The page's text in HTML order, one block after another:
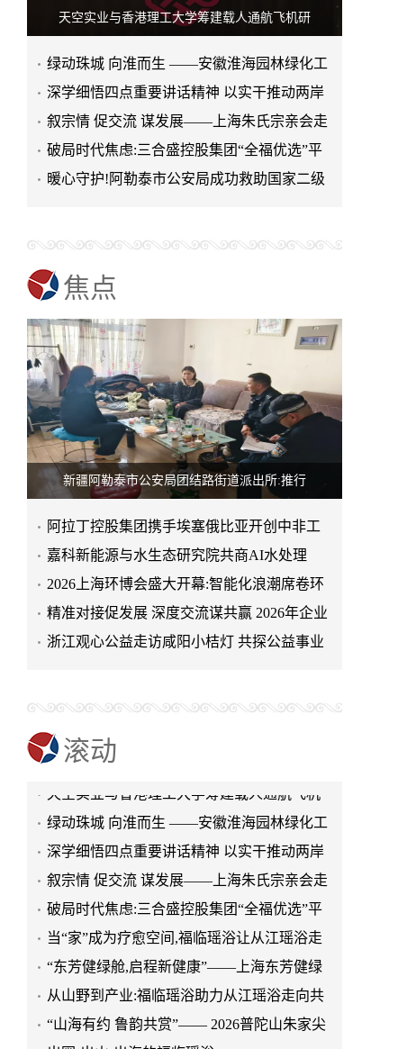
天空实业与香港理工大学筹建载人通航飞机研
绿动珠城 向淮而生 ——安徽淮海园林绿化工
程有限公司发展纪实
深学细悟四点重要讲话精神 以实干推动两岸
融合发展
叙宗情 促交流 谋发展——上海朱氏宗亲会走
进上海晨烨家具有限公
破局时代焦虑:三合盛控股集团“全福优选”平
台正式启航
暖心守护!阿勒泰市公安局成功救助国家二级
焦点
新疆阿勒泰市公安局团结路街道派出所:推行
阿拉丁控股集团携手埃塞俄比亚开创中非工
业农业合作新篇章
嘉科新能源与水生态研究院共商AI水处理
2026上海环博会盛大开幕:智能化浪潮席卷环
保产业
精准对接促发展 深度交流谋共赢 2026年企业
投融资交流活动第二
浙江观心公益走访咸阳小桔灯 共探公益事业
滚动
当“家”成为疗愈空间,福临瑶浴让从江瑶浴走
文旅推介会亮相泉城济南
出圈·出山·出海的福临瑶浴